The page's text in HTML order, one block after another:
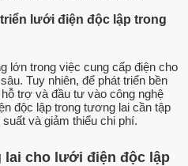
lưới điện độc lập trong
lớn trong việc cung cấp điện cho
Tuy nhiên, để phát triển bền
trợ và đầu tư vào công nghệ
độc lập trong tương lai cần tập
và giảm thiểu chi phí.
lai cho lưới điện độc lập